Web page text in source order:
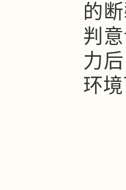
的
判
力
环